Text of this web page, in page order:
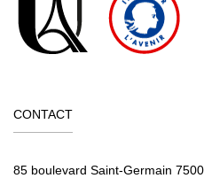
CONTACT
85 boulevard Saint-Germain